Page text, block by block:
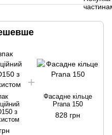
з
Фасадне кільце
Prana 150
828 грн